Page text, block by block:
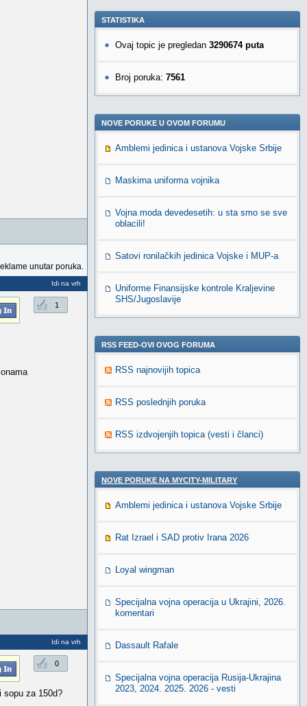
unutar poruka.
Idi na vrh
1
Idi na vrh
0
sopu za 150d?
STATISTIKA
Ovaj topic je pregledan 3290674 puta
Broj poruka: 7561
NOVE PORUKE U OVOM FORUMU
Amblemi jedinica i ustanova Vojske Srbije
Maskirna uniforma vojnika
Vojna moda devedesetih: u sta smo se sve
oblacili!
Satovi ronilačkih jedinica Vojske i MUP-a
Uniforme Finansijske kontrole Kraljevine
SHS/Jugoslavije
RSS FEED-OVI OVOG FORUMA
RSS najnovijih topica
RSS poslednjih poruka
RSS izdvojenjih topica (vesti i članci)
NOVE PORUKE NA MYCITY-MILITARY
Amblemi jedinica i ustanova Vojske Srbije
Rat Izrael i SAD protiv Irana 2026
Loyal wingman
Specijalna vojna operacija u Ukrajini, 2026.
komentari
Dassault Rafale
Specijalna vojna operacija Rusija-Ukrajina
2023, 2024. 2025. 2026 - vesti